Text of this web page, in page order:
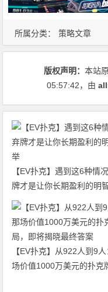
所属分类： 策略文章
版权声明：本站
05:57:42，由
【EV扑克】遇到这6种情
牌才是让你长期盈利的明
【EV扑克】从922人到9
场价值1000万美元的扑克